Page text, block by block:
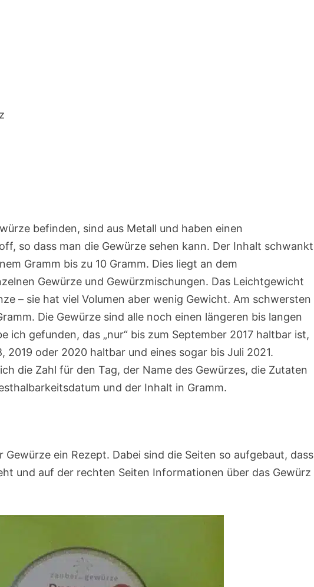
befinden, sind aus Metall und haben einen
so dass man die Gewürze sehen kann. Der Inhalt schwankt
Gramm bis zu 10 Gramm. Dies liegt an dem
Gewürze und Gewürzmischungen. Das Leichtgewicht
– sie hat viel Volumen aber wenig Gewicht. Am schwersten
Die Gewürze sind alle noch einen längeren bis langen
ich gefunden, das „nur“ bis zum September 2017 haltbar ist,
2019 oder 2020 haltbar und eines sogar bis Juli 2021.
die Zahl für den Tag, der Name des Gewürzes, die Zutaten
und der Inhalt in Gramm.
ein Rezept. Dabei sind die Seiten so aufgebaut, dass
und auf der rechten Seiten Informationen über das Gewürz